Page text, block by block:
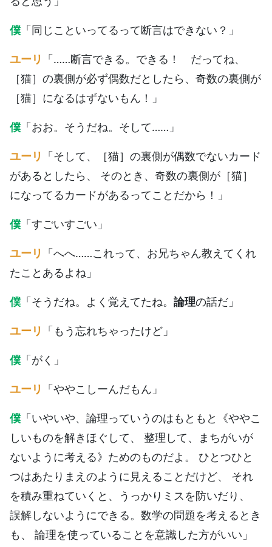
僕 「同じこといってるって断言はできない？」
ユーリ 「……断言できる。できる！ だってね、
［猫］の裏側が必ず偶数だとしたら、奇数の裏側が
［猫］になるはずないもん！」
僕 「おお。そうだね。そして……」
ユーリ 「そして、［猫］の裏側が偶数でないカード
があるとしたら、 そのとき、奇数の裏側が［猫］
になってるカードがあるってことだから！」
僕 「すごいすごい」
ユーリ 「へへ……これって、お兄ちゃん教えてくれ
たことあるよね」
僕 「そうだね。よく覚えてたね。 論理の話だ」
ユーリ 「もう忘れちゃったけど」
僕 「がく」
ユーリ 「ややこしーんだもん」
僕 「いやいや、論理っていうのはもともと《ややこ
しいものを解きほぐして、 整理して、まちがいが
ないように考える》ためのものだよ。 ひとつひと
つはあたりまえのように見えることだけど、 それ
を積み重ねていくと、うっかりミスを防いだり、
誤解しないようにできる。数学の問題を考えるとき
も、 論理を使っていることを意識した方がいい」